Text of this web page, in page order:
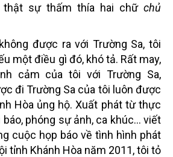
sự thấm thía hai chữ chủ
được ra với Trường Sa, tôi
một điều gì đó, khó tả. Rất may,
cảm của tôi với Trường Sa,
đi Trường Sa của tôi luôn được
Hòa ủng hộ. Xuất phát từ thực
phóng sự ảnh, ca khúc… viết
cuộc họp báo về tình hình phát
tỉnh Khánh Hòa năm 2011, tôi tỏ